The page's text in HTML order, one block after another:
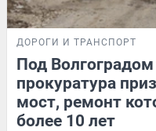
ДОРОГИ И ТРАНСПОРТ
Под
прокуратура
мост, ремонт
более 10 лет